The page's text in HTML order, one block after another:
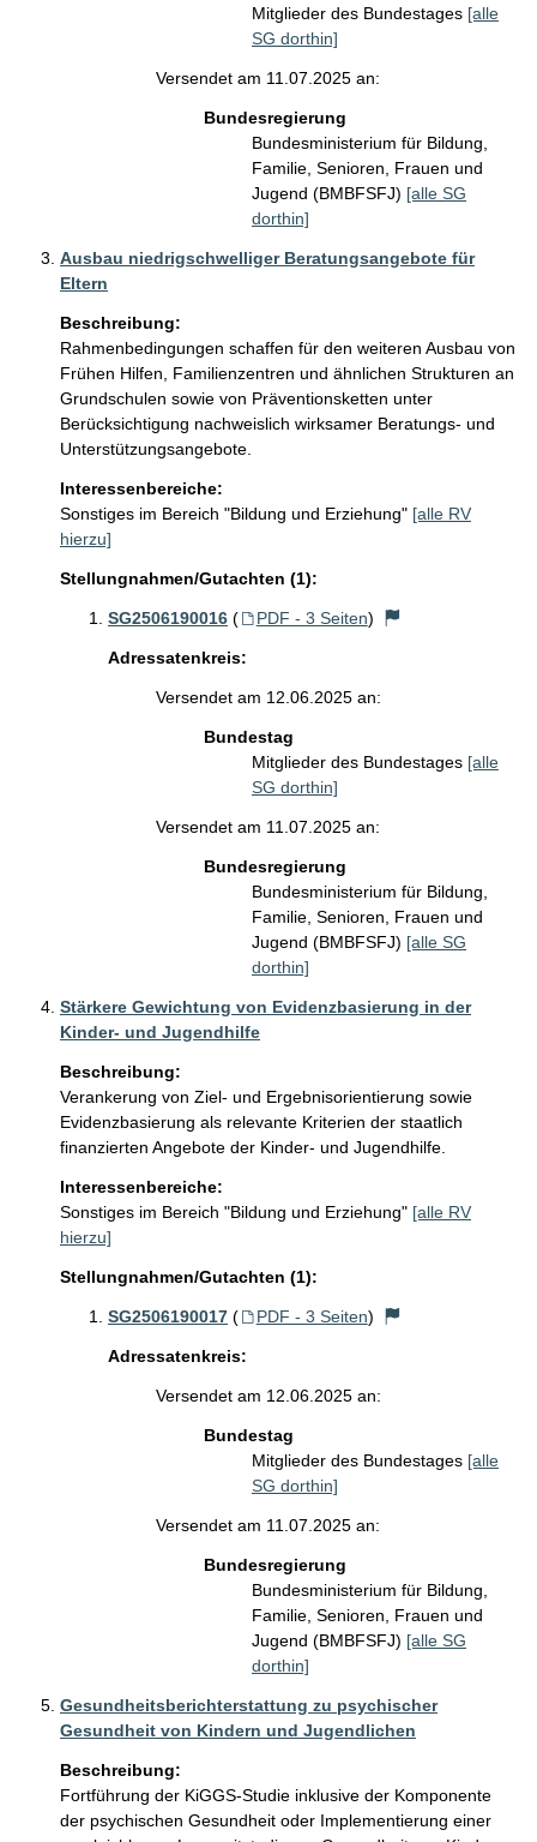
Mitglieder des Bundestages [alle
SG dorthin]
Versendet am 11.07.2025 an:
Bundesregierung
Bundesministerium für Bildung,
Familie, Senioren, Frauen und
Jugend (BMBFSFJ) [alle SG
dorthin]
Ausbau niedrigschwelliger Beratungsangebote für
Eltern
Beschreibung:
Rahmenbedingungen schaffen für den weiteren Ausbau von
Frühen Hilfen, Familienzentren und ähnlichen Strukturen an
Grundschulen sowie von Präventionsketten unter
Berücksichtigung nachweislich wirksamer Beratungs- und
Unterstützungsangebote.
Interessenbereiche:
Sonstiges im Bereich "Bildung und Erziehung" [alle RV
hierzu]
Stellungnahmen/Gutachten (1):
SG2506190016 ( PDF - 3 Seiten)
Adressatenkreis:
Versendet am 12.06.2025 an:
Bundestag
Mitglieder des Bundestages [alle
SG dorthin]
Versendet am 11.07.2025 an:
Bundesregierung
Bundesministerium für Bildung,
Familie, Senioren, Frauen und
Jugend (BMBFSFJ) [alle SG
dorthin]
Stärkere Gewichtung von Evidenzbasierung in der
Kinder- und Jugendhilfe
Beschreibung:
Verankerung von Ziel- und Ergebnisorientierung sowie
Evidenzbasierung als relevante Kriterien der staatlich
finanzierten Angebote der Kinder- und Jugendhilfe.
Interessenbereiche:
Sonstiges im Bereich "Bildung und Erziehung" [alle RV
hierzu]
Stellungnahmen/Gutachten (1):
SG2506190017 ( PDF - 3 Seiten)
Adressatenkreis:
Versendet am 12.06.2025 an:
Bundestag
Mitglieder des Bundestages [alle
SG dorthin]
Versendet am 11.07.2025 an:
Bundesregierung
Bundesministerium für Bildung,
Familie, Senioren, Frauen und
Jugend (BMBFSFJ) [alle SG
dorthin]
Gesundheitsberichterstattung zu psychischer
Gesundheit von Kindern und Jugendlichen
Beschreibung:
Fortführung der KiGGS-Studie inklusive der Komponente
der psychischen Gesundheit oder Implementierung einer